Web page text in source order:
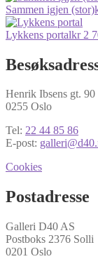
Sammen igjen (stor)
Lykkens portalkr2
Henrik Ibsens gt. 90
0255 Oslo
Tel: 22 44 85 86
E-post:
Cookies
Postadresse
Galleri D40 AS
Postboks 2376 Solli
0201 Oslo